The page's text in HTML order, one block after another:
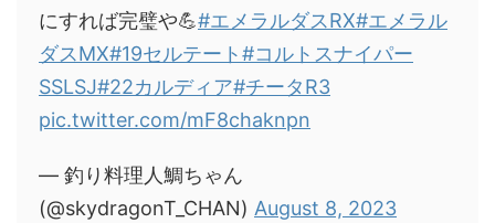
にすれば完璧や💪#エメラルダスRX#エメラル
ダスMX#19セルテート#コルトスナイパー
SSLSJ#22カルディア#チータR3
pic.twitter.com/mF8chaknpn
— 釣り料理人鯛ちゃん
(@skydragonT_CHAN) August 8, 2023